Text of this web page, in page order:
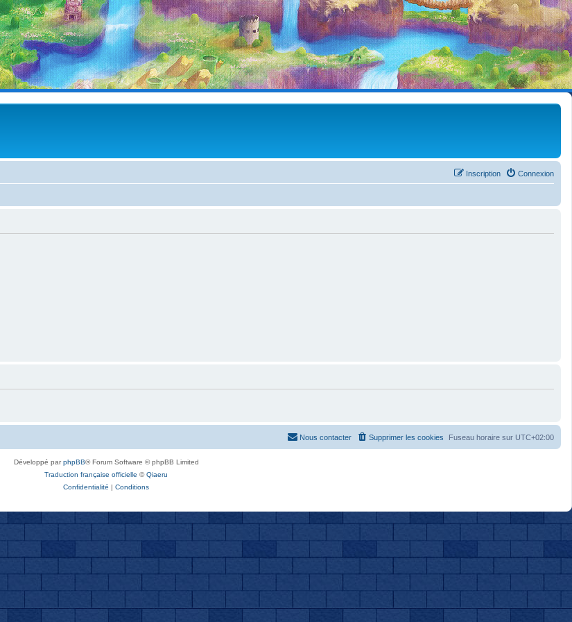
Connexion
Inscription
Fuseau horaire sur UTC+02:00
Supprimer les cookies
Nous contacter
Développé parphpBB® Forum Software © phpBB Limited
Traduction française officielle ©Qiaeru
Confidentialité | Conditions